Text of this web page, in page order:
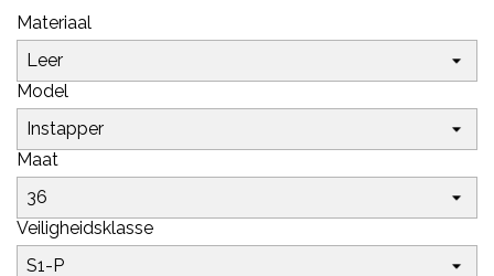
Materiaal
Model
Maat
Veiligheidsklasse